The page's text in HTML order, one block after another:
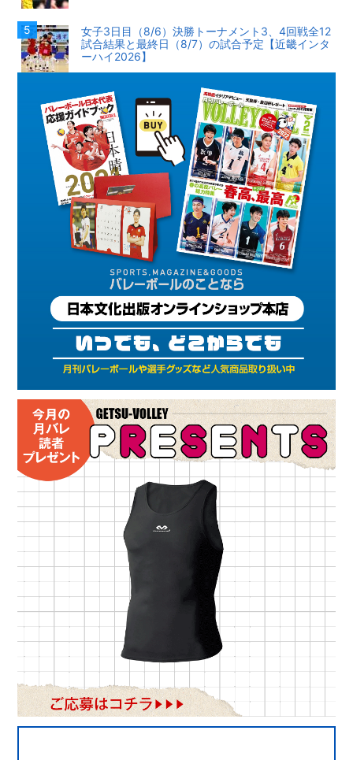
女子3日目（8/6）決勝トーナメント3、4回戦全12
試合結果と最終日（8/7）の試合予定【近畿インタ
ーハイ2026】